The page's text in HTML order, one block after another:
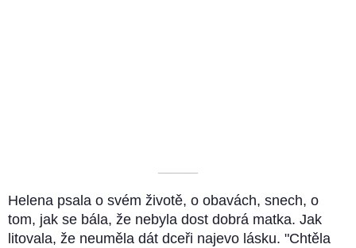
––––––––––
Helena psala o svém životě, o obavách, snech, o
tom, jak se bála, že nebyla dost dobrá matka. Jak
litovala, že neuměla dát dceři najevo lásku. "Chtěla